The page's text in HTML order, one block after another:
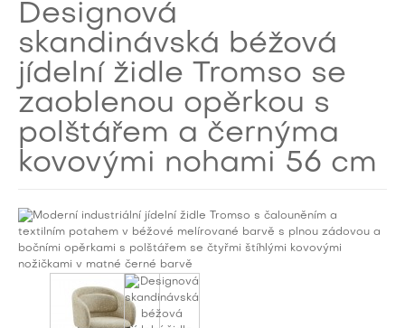
Designová
skandinávská béžová
jídelní židle Tromso se
zaoblenou opěrkou s
polštářem a černýma
kovovými nohami 56 cm